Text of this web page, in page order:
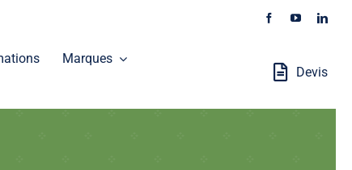
Marques
Devis